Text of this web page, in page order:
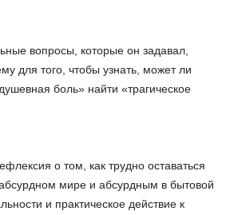
вопросы, которые он задавал,
для того, чтобы узнать, может ли
боль» найти «трагическое
о том, как трудно оставаться
мире и абсурдным в бытовой
и практическое действие к